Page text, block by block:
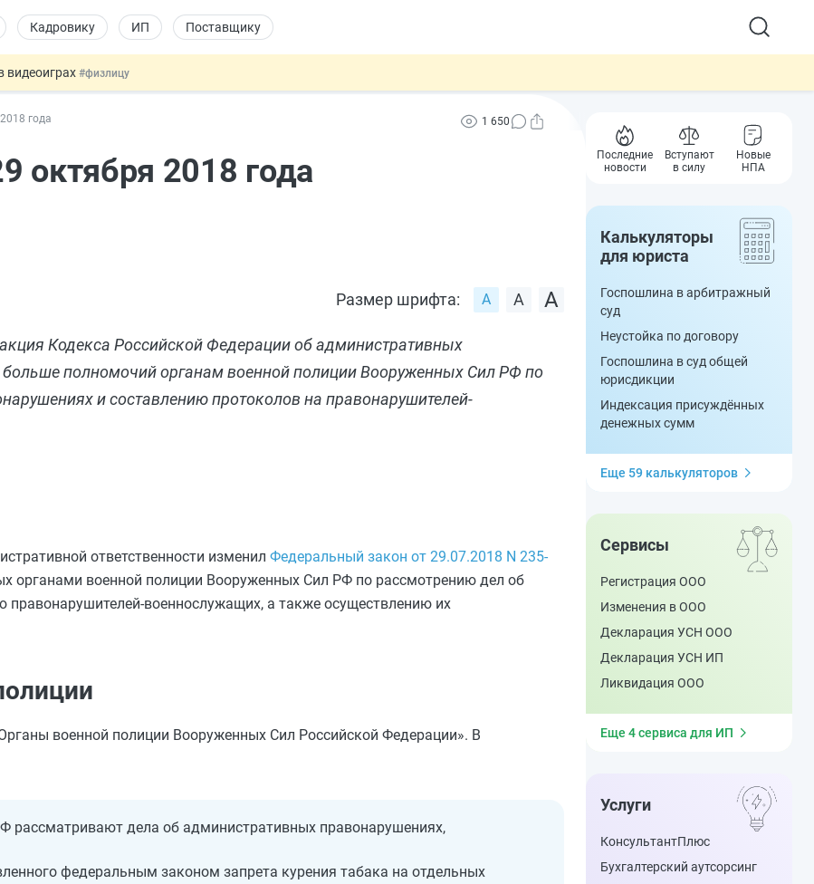
Кадровику ИП Поставщику
видеоиграх #физлицу
сегодня
банковской гарантией #бухгалтеру
года 1 650
октября 2018 года
Размер шрифта:
Кодекса Российской Федерации об административных
полномочий органам военной полиции Вооруженных Сил РФ по
и составлению протоколов на правонарушителей-
ответственности изменил Федеральный закон от 29.07.2018 N 235-
органами военной полиции Вооруженных Сил РФ по рассмотрению дел об
военнослужащих, а также осуществлению их
военной полиции Вооруженных Сил Российской Федерации». В
рассматривают дела об административных правонарушениях,
федеральным законом запрета курения табака на отдельных
Последние
новости
Вступают
в силу
Новые
НПА
Калькуляторы
для юриста
Госпошлина в арбитражный
суд
Неустойка по договору
Госпошлина в суд общей
юрисдикции
Индексация присуждённых
денежных сумм
Еще 59 калькуляторов
Сервисы
Регистрация ООО
Изменения в ООО
Декларация УСН ООО
Декларация УСН ИП
Ликвидация ООО
Еще 4 сервиса для ИП
Услуги
КонсультантПлюс
Бухгалтерский аутсорсинг